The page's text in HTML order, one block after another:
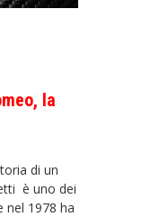
la
di un
è uno dei
nel 1978 ha